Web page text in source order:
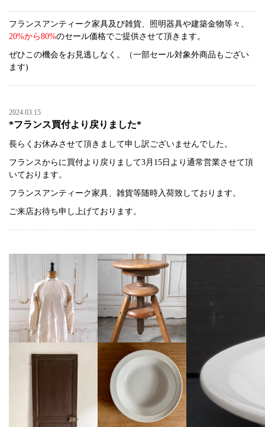
フランスアンティーク家具及び雑貨、照明器具や建築金物等々、
20%から80%のセール価格でご提供させて頂きます。
ぜひこの機会をお見逃しなく。（一部セール対象外商品もござい
ます)
2024.03.15
*フランス買付より戻りました*
長らくお休みさせて頂きまして申し訳ございませんでした。
フランスからに買付より戻りまして3月15日より通常営業させて頂
いております。
フランスアンティーク家具、雑貨等随時入荷致しております。
ご来店お待ち申し上げております。